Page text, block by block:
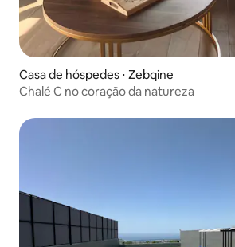
Casa de hóspedes ⋅ Zebqine
Chalé C no coração da natureza